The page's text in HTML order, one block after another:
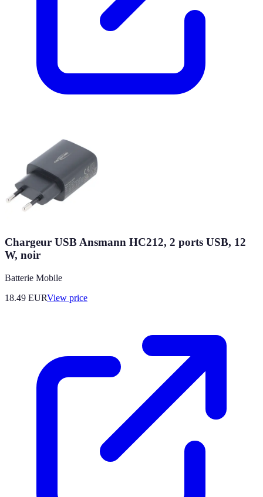
Chargeur USB Ansmann HC212, 2 ports USB, 12
W, noir
Batterie Mobile
18.49 EURView price